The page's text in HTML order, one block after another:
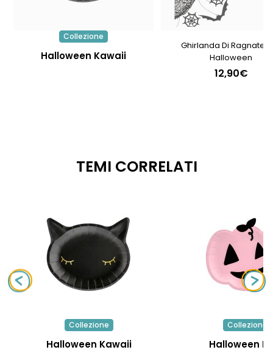
Collezione
Halloween Kawaii
Ghirlanda Di Ragnatele
Halloween
12,90€
TEMI CORRELATI
Collezione
Halloween Kawaii
Collezione
Halloween